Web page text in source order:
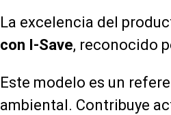
La excelencia del
con I-Save, reconocido
Este modelo es un
ambiental. Contribuye